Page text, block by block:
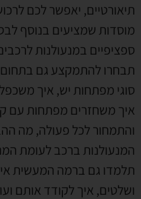
תיאורטיים, יאפשר לכם
מוסדות שמציעים בנוסף
ספציפיים במנעולנות
תבחרו להתמקצע גם
סוגי מפתחות יש, איך
איך משחזרים מפתחות עם
והתמחור לכל פעולה, מה
המנעולנות ברכב לעומת
תלמדו גם ברמה המעשית
ושלטים, איך לקודד אותם